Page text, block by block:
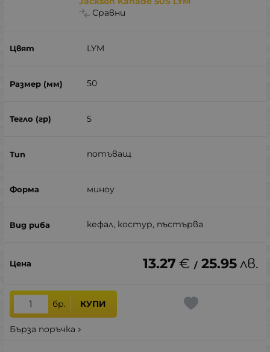
Сравни
LYM
50
5
потъващ
миноу
кефал, костур, пъстърва
13.27 € / 25.95лв.
бр. КУПИ
Бърза поръчка